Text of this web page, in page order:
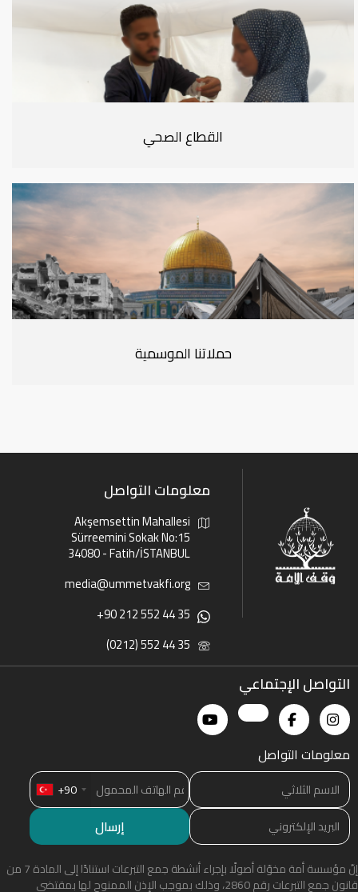
القطاع الصحي
حملاتنا الموسمية
معلومات التواصل
Akşemsettin Mahallesi
Sürreemini Sokak No:15
34080 - Fatih/İSTANBUL
media@ummetvakfi.org
+90 212 552 44 35
(0212) 552 44 35
التواصل الإجتماعي
معلومات التواصل
+90
إنّ مؤسسة أمة مخوّلة أصولًا بإجراء أنشطة جمع التبرعات استنادًا إلى المادة 7 من
قانون جمع التبرعات رقم 2860، وذلك بموجب الإذن الممنوح لها بمقتضى